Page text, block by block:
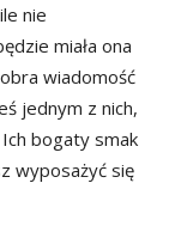
nie
miała ona
wiadomość
jednym z nich,
Ich bogaty smak
wyposażyć się